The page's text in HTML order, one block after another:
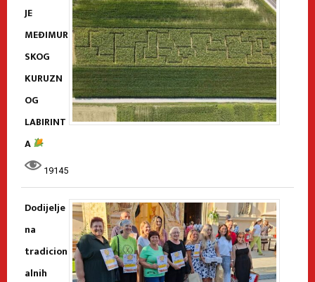
JE
MEĐIMUR
SKOG
KURUZN
OG
LABIRINT
A
19145
Dodijelje
na
tradicion
alnih